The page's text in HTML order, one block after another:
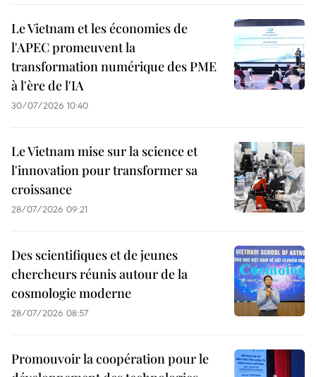
Le Vietnam et les économies de
l'APEC promeuvent la
transformation numérique des PME
à l'ère de l'IA
30/07/2026 10:40
Le Vietnam mise sur la science et
l'innovation pour transformer sa
croissance
28/07/2026 09:21
Des scientifiques et de jeunes
chercheurs réunis autour de la
cosmologie moderne
28/07/2026 08:57
Promouvoir la coopération pour le